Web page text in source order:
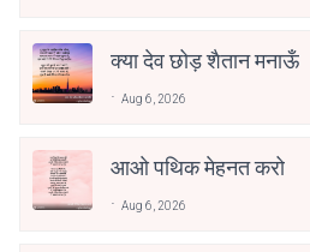
क्या देव छोड़ शैतान मनाऊँ
Aug 6, 2026
आओ पथिक मेहनत करो
Aug 6, 2026